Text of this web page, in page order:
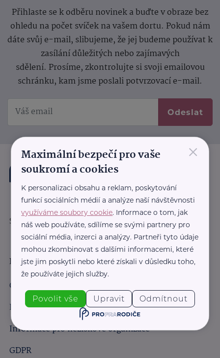
Přihlaste se k odběru novinek a buďte v obraze bez
ohledu na počet svíček na vašem dortu. Pokud nám
dáte svůj e-mail, slibujeme, že jej budeme používat k
zasílání důležitých nebo zajímavých
sdělení. Prosíme, zkontrolujte si svoji emailovou
schránku, kam jsme poslali potvrzovací e-mail.
Odeslat
Sledujte nás:
Důležité odkazy
Obchodní podmínky
Informace pro obchodní partnery
Informace pro neziskové organizace
GDPR
×
Maximální bezpečí pro vaše
soukromí a cookies
K personalizaci obsahu a reklam, poskytování
funkcí sociálních médií a analýze naší návštěvnosti
využíváme soubory cookie. Informace o tom, jak
náš web používáte, sdílíme se svými partnery pro
sociální média, inzerci a analýzy. Partneři tyto údaje
mohou zkombinovat s dalšími informacemi, které
jste jim poskytli nebo které získali v důsledku toho,
že používáte jejich služby.
Povolit vše Upravit Odmítnout